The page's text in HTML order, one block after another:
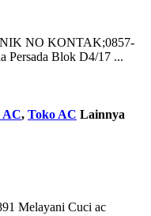
NO KONTAK;0857-
Persada Blok D4/17 ...
AC, Toko AC Lainnya
Melayani Cuci ac